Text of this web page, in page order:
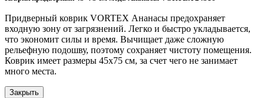
Придверный коврик VORTEX Ананасы предохраняет
входную зону от загрязнений. Легко и быстро укладывается,
что экономит силы и время. Вычищает даже сложную
рельефную подошву, поэтому сохраняет чистоту помещения.
Коврик имеет размеры 45x75 см, за счет чего не занимает
много места.
Закрыть